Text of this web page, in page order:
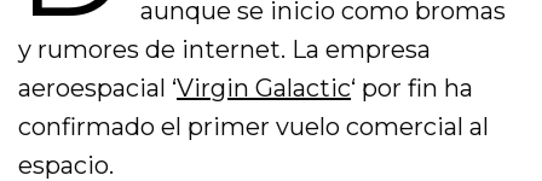
aunque se inicio como bromas
y rumores de internet. La empresa
aeroespacial ‘Virgin Galactic‘ por fin ha
confirmado el primer vuelo comercial al
espacio.